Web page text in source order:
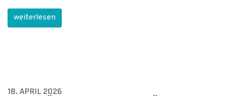
weiterlesen
18. APRIL 2026